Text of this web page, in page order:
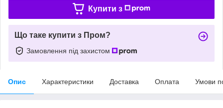
Купити з
Що таке купити з Пром?
Замовлення під захистом
Опис Характеристики Доставка Оплата Умови